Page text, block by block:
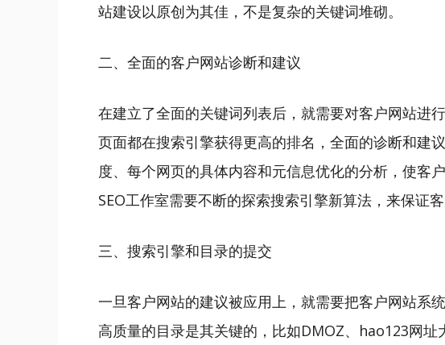
站建设以原创为其佳，不是复杂的关键词堆砌。
二、全面的客户网站诊断和建议
在建立了全面的关键词列表后，就需要对客户网站进
页面都在搜索引擎获得更高的排名，全面的诊断和建
度、每个网页的具体内容和元信息优化的分析，使客
SEO工作室需要不断的探索搜索引擎新算法，来保证客
三、搜索引擎和目录的提交
一旦客户网站的建议被应用上，就需要把客户网站系
高质量的目录是其关键的，比如DMOZ、hao123网址